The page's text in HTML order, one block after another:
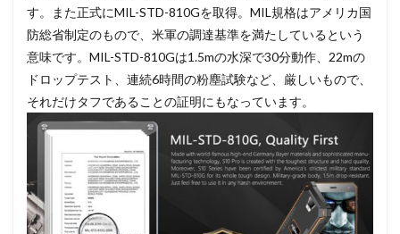
す。また正式にMIL-STD-810Gを取得。MIL規格はアメリカ国
防総省制定のもので、米軍の調達基準を満たしているという
意味です。MIL-STD-810Gは1.5mの水深で30分動作、22mの
ドロップテスト、連続6時間の粉塵試験など、厳しいもので、
それだけタフであることの証明にもなっています。